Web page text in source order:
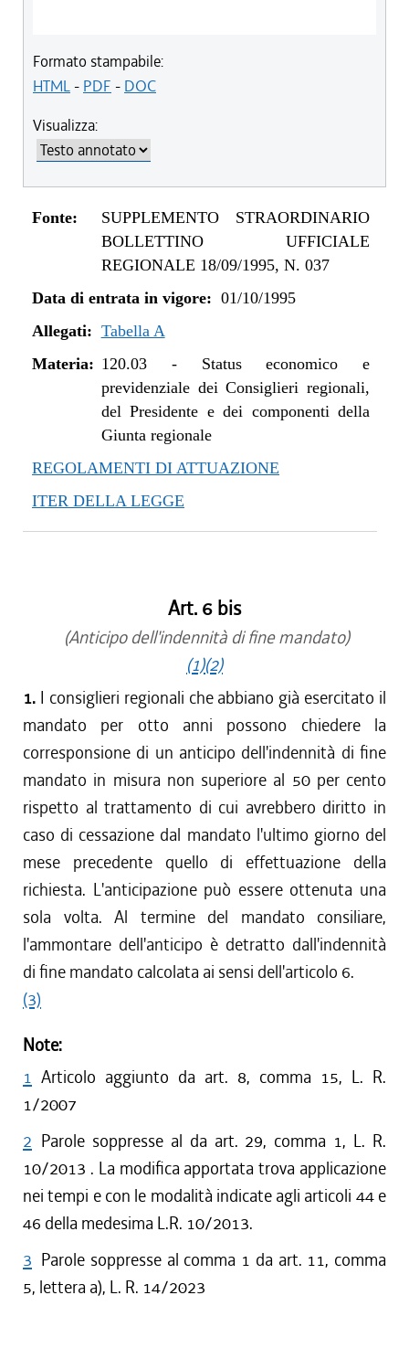
Formato stampabile:
HTML- PDF - DOC
Visualizza:
Fonte:
SUPPLEMENTO STRAORDINARIO
BOLLETTINO UFFICIALE
REGIONALE 18/09/1995, N. 037
Data di entrata in vigore: 01/10/1995
Allegati: Tabella A
Materia: 120.03- Status economico e
previdenziale dei Consiglieri regionali,
del Presidente e dei componenti della
Giunta regionale
REGOLAMENTI DI ATTUAZIONE
ITER DELLA LEGGE
Art. 6 bis
(Anticipo dell'indennità di fine mandato)
(1)(2)
1. I consiglieri regionali che abbiano già esercitato il
mandato per otto anni possono chiedere la
corresponsione di un anticipo dell'indennità di fine
mandato in misura non superiore al 50 per cento
rispetto al trattamento di cui avrebbero diritto in
caso di cessazione dal mandato l'ultimo giorno del
mese precedente quello di effettuazione della
richiesta. L'anticipazione può essere ottenuta una
sola volta. Al termine del mandato consiliare,
l'ammontare dell'anticipo è detratto dall'indennità
di fine mandato calcolata ai sensi dell'articolo 6.
(3)
Note:
1 Articolo aggiunto da art. 8, comma 15, L. R.
1/2007
2 Parole soppresse al da art. 29, comma 1, L. R.
10/2013 . La modifica apportata trova applicazione
nei tempi e con le modalità indicate agli articoli 44 e
46 della medesima L.R. 10/2013.
3 Parole soppresse al comma 1 da art. 11, comma
5, lettera a), L. R. 14/2023